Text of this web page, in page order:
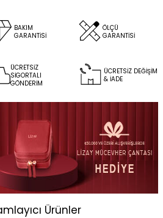
BAKIM
GARANTİSİ
ÖLÇÜ
GARANTİSİ
ÜCRETSİZ
SİGORTALI
GÖNDERİM
ÜCRETSİZ DEĞİŞİM
& İADE
Ürünler